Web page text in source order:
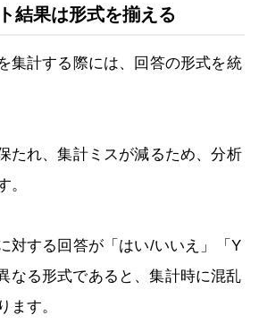
結果は形式を揃える
集計する際には、回答の形式を統
たれ、集計ミスが減るため、分析
。
対する回答が「はい/いいえ」「Y
なる形式であると、集計時に混乱
ます。